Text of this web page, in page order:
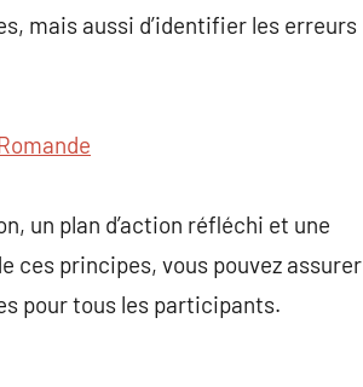
mais aussi d’identifier les erreurs
un plan d’action réfléchi et une
ces principes, vous pouvez assurer
pour tous les participants.